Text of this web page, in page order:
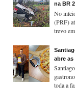
na BR
No
(PRF)
trevo
abre
toda a